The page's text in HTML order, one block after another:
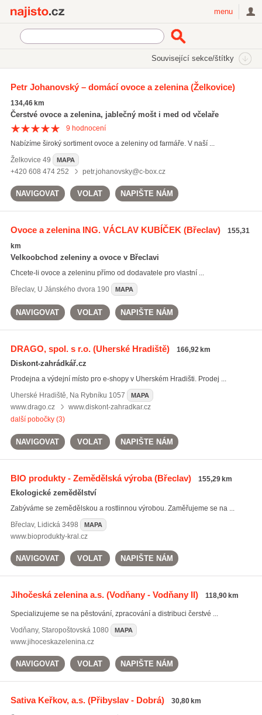
menu
Související sekce/štítky
prodej brambor
pěstování brambor(118)
zemědělské služby
Všechny související štítky
Petr Johanovský – domácí ovoce a zelenina(Želkovice)
134,46 km
Čerstvé ovoce a zelenina, jablečný mošt i med od včelaře
9 hodnocení
Nabízíme široký sortiment ovoce a zeleniny od farmáře. V naší ...
Želkovice 49 MAPA
+420 608 474 252 petr.johanovsky@c-box.cz
NAVIGOVAT VOLAT NAPIŠTE NÁM
Ovoce a zelenina ING. VÁCLAV KUBÍČEK (Břeclav)
155,31
km
Velkoobchod zeleniny a ovoce v Břeclavi
Chcete-li ovoce a zeleninu přímo od dodavatele pro vlastní ...
Břeclav, U Jánského dvora 190 MAPA
NAVIGOVAT VOLAT NAPIŠTE NÁM
DRAGO, spol. s r.o.(Uherské Hradiště) 166,92 km
Diskont-zahrádkář.cz
Prodejna a výdejní místo pro e-shopy v Uherském Hradišti. Prodej ...
Uherské Hradiště, Na Rybníku 1057 MAPA
www.drago.cz
www.diskont-zahradkar.cz
další pobočky (3)
NAVIGOVAT VOLAT NAPIŠTE NÁM
BIO produkty - Zemědělská výroba(Břeclav) 155,29 km
Ekologické zemědělství
Zabýváme se zemědělskou a rostlinnou výrobou. Zaměřujeme se na ...
Břeclav, Lidická 3498 MAPA
www.bioprodukty-kral.cz
NAVIGOVAT VOLAT NAPIŠTE NÁM
Jihočeská zelenina a.s.(Vodňany - Vodňany II) 118,90 km
Specializujeme se na pěstování, zpracování a distribuci čerstvé ...
Vodňany, Staropoštovská 1080 MAPA
www.jihoceskazelenina.cz
NAVIGOVAT VOLAT NAPIŠTE NÁM
Sativa Keřkov, a.s.(Přibyslav - Dobrá) 30,80 km